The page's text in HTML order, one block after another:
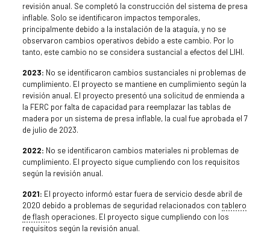
revisión anual. Se completó la construcción del sistema de presa
inflable. Solo se identificaron impactos temporales,
principalmente debido a la instalación de la ataguía, y no se
observaron cambios operativos debido a este cambio. Por lo
tanto, este cambio no se considera sustancial a efectos del LIHI.
2023: No se identificaron cambios sustanciales ni problemas de
cumplimiento. El proyecto se mantiene en cumplimiento según la
revisión anual. El proyecto presentó una solicitud de enmienda a
la FERC por falta de capacidad para reemplazar las tablas de
madera por un sistema de presa inflable, la cual fue aprobada el 7
de julio de 2023.
2022: No se identificaron cambios materiales ni problemas de
cumplimiento. El proyecto sigue cumpliendo con los requisitos
según la revisión anual.
2021: El proyecto informó estar fuera de servicio desde abril de
2020 debido a problemas de seguridad relacionados con tablero
de flash operaciones. El proyecto sigue cumpliendo con los
requisitos según la revisión anual.